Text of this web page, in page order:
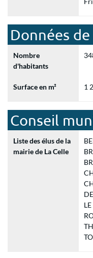
Données
Nombre
d'habitants
Surface en m² 1
Conseil
Liste des élus de la
mairie de La Celle